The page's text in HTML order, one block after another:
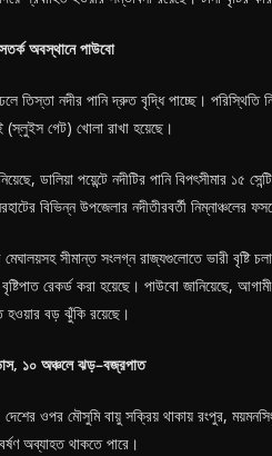
সতর্ক অবস্থানে পাউবো
তিস্তা নদীর পানি দ্রুত বৃদ্ধি পাচ্ছে। পরিস্থিতি
(স্লুইস গেট) খোলা রাখা হয়েছে।
ডালিয়া পয়েন্টে নদীটির পানি বিপৎসীমার ১৫
বিভিন্ন উপজেলার নদীতীরবর্তী নিম্নাঞ্চলের
সীমান্ত সংলগ্ন রাজ্যগুলোতে ভারী বৃষ্টি
রেকর্ড করা হয়েছে। পাউবো জানিয়েছে,
হওয়ার বড় ঝুঁকি রয়েছে।
, ১০ অঞ্চলে ঝড়–বজ্রপাত
ওপর মৌসুমি বায়ু সক্রিয় থাকায় রংপুর,
অব্যাহত থাকতে পারে।